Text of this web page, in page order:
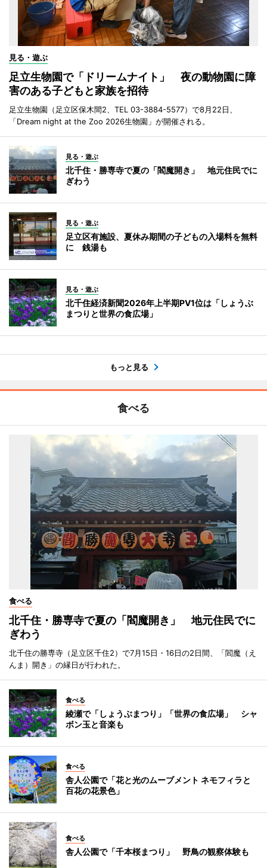
見る・遊ぶ
足立生物園で「ドリームナイト」 夜の動物園に障
害のある子どもと家族を招待
足立生物園（足立区保木間2、TEL 03-3884-5577）で8月22日、
「Dream night at the Zoo 2026生物園」が開催される。
見る・遊ぶ
北千住・勝専寺で夏の「閻魔開き」 地元住民でに
ぎわう
見る・遊ぶ
足立区有施設、夏休み期間の子どもの入場料を無料
に 銭湯も
見る・遊ぶ
北千住経済新聞2026年上半期PV1位は「しょうぶ
まつりと世界の食広場」
もっと見る
食べる
食べる
北千住・勝専寺で夏の「閻魔開き」 地元住民でに
ぎわう
北千住の勝専寺（足立区千住2）で7月15日・16日の2日間、「閻魔（え
んま）開き」の縁日が行われた。
食べる
綾瀬で「しょうぶまつり」「世界の食広場」 シャ
ボン玉と音楽も
食べる
舎人公園で「花と光のムーブメント ネモフィラと
百花の花景色」
食べる
舎人公園で「千本桜まつり」 野鳥の観察体験も